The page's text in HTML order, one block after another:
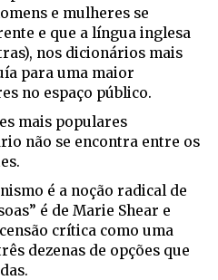
e mulheres se
e que a língua inglesa
nos dicionários mais
para uma maior
no espaço público.
mais populares
não se encontra entre os
é a noção radical de
é de Marie Shear e
crítica como uma
dezenas de opções que